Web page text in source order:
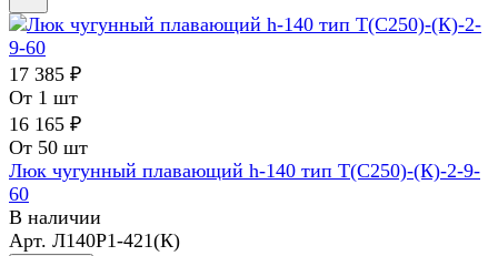
17 385 ₽
От 1 шт
16 165 ₽
От 50 шт
Люк чугунный плавающий h-140 тип Т(С250)-(К)-2-9-
60
В наличии
Арт. Л140Р1-421(К)